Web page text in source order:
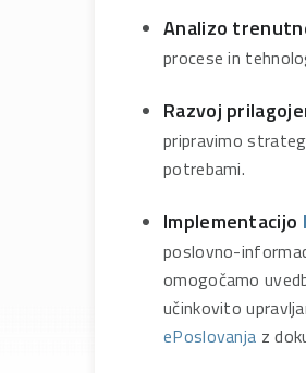
Analizo
procese in
Razvoj
pripravimo
potrebami.
Implementacijo
poslovno-
omogočamo
učinkovito
ePoslovanja z